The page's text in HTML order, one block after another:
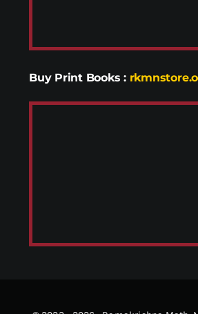
Buy Print Books :